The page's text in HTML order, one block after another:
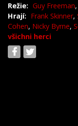
Režie: Guy Freeman,
Hrají: Frank Skinner,
Cohen, Nicky Byrne,
všichni herci